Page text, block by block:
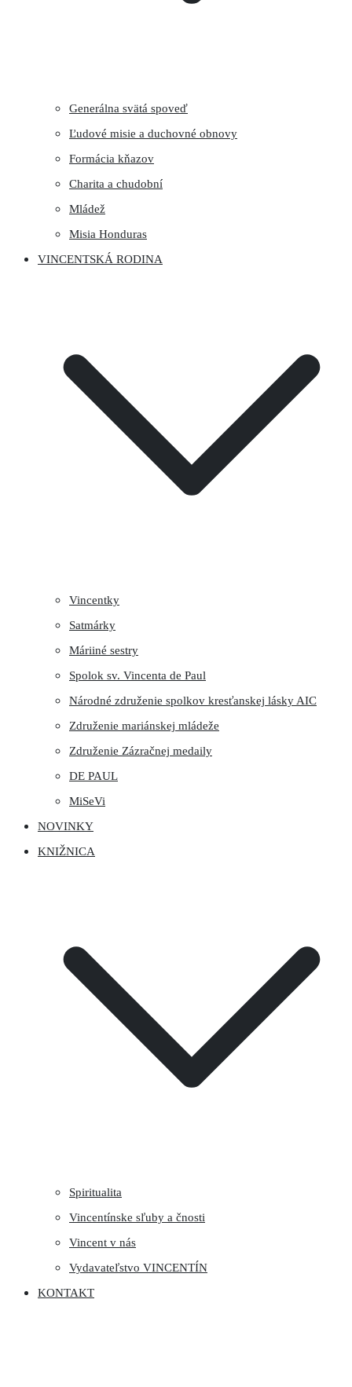
Generálna svätá spoveď
Ľudové misie a duchovné obnovy
Formácia kňazov
Charita a chudobní
Mládež
Misia Honduras
VINCENTSKÁ RODINA
Vincentky
Satmárky
Máriiné sestry
Spolok sv. Vincenta de Paul
Národné združenie spolkov kresťanskej lásky AIC
Združenie mariánskej mládeže
Združenie Zázračnej medaily
DE PAUL
MiSeVi
NOVINKY
KNIŽNICA
Spiritualita
Vincentínske sľuby a čnosti
Vincent v nás
Vydavateľstvo VINCENTÍN
KONTAKT